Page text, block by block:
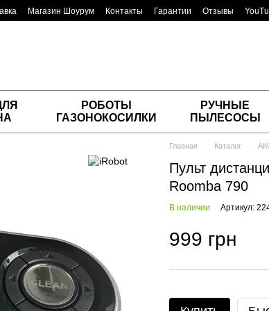
Магазин Шоурум Контакты Гарантии Отзывы
РОБОТЫ
ГАЗОНОКОСИЛКИ
РУЧНЫЕ
ПЫЛЕСОСЫ
Главная Каталог
Пульт
Roomba 790
В наличии Артикул:
999 грн